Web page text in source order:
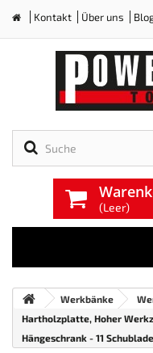
Kontakt Über uns
(Leer)
Werkbänke
Hartholzplatte, Hoher
Hängeschrank - 11